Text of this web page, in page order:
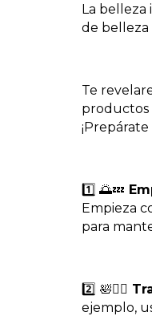
La belleza
de belleza
Te
productos
1️⃣ 🌅💤
Empieza
para
2️⃣ 🛀💆‍♀️
ejemplo,